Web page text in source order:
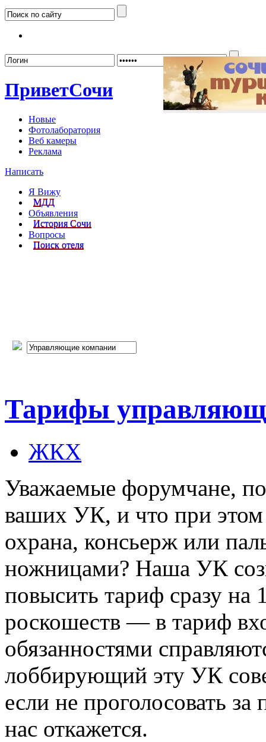
ПриветСочи
Новые
Фотолаборатория
Веб камеры
Реклама
Написать
Я Вижу
МДД
Объявления
История Сочи
Вопросы
Поиск отеля
Тарифы
ЖКХ
Уважаемые форумчане,
ваших УК, и что при
охрана, консьерж или
ножницами? Наша УК
повысить тариф сразу на
роскошеств — в тариф
обязанностями
лоббирующий эту УК
если не проголосовать
нас откажется.